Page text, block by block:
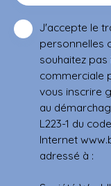
J'accepte le
personnelles
souhaitez
commerciale
vous inscrire
au
L223-1 du
Internet
adressé à :